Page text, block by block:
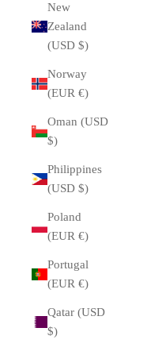
New
Zealand
(USD $)
Norway
(EUR €)
Oman (USD
$)
Philippines
(USD $)
Poland
(EUR €)
Portugal
(EUR €)
Qatar (USD
$)